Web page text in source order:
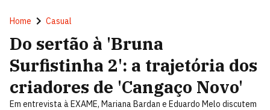
Home Casual
Do sertão à 'Bruna
Surfistinha 2': a trajetória dos
criadores de 'Cangaço Novo'
Em entrevista à EXAME, Mariana Bardan e Eduardo Melo discutem